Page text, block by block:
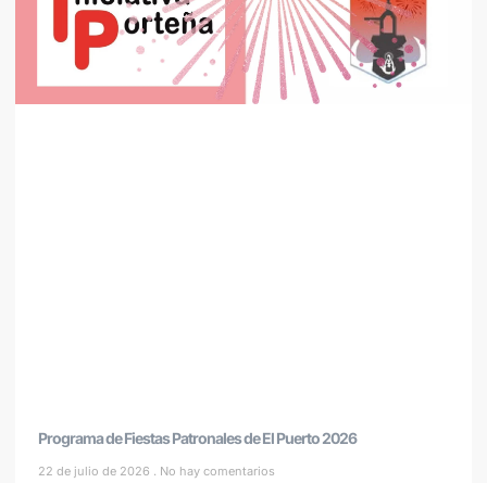
Programa de Fiestas Patronales de El Puerto 2026
22 de julio de 2026 No hay comentarios